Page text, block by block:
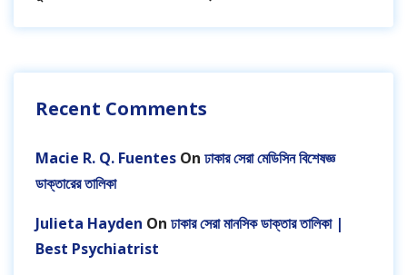
Recent Comments
Macie R. Q. Fuentes On ঢাকার সেরা মেডিসিন বিশেষজ্ঞ
ডাক্তারের তালিকা
Julieta Hayden On ঢাকার সেরা মানসিক ডাক্তার তালিকা |
Best Psychiatrist